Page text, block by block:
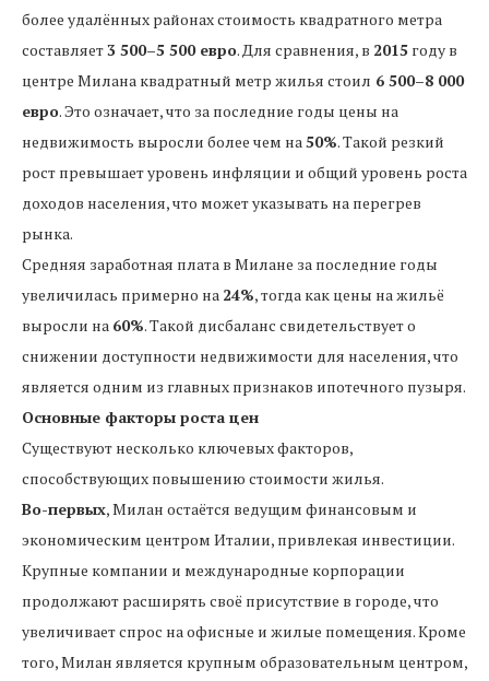
более удалённых районах стоимость квадратного метра
составляет3 500–5 500 евро. Для сравнения, в 2015 году в
центре Милана квадратный метр жилья стоил 6 500–8 000
евро. Это означает, что за последние годы цены на
недвижимость выросли более чем на50%. Такой резкий
рост превышает уровень инфляции и общий уровень роста
доходов населения, что может указывать на перегрев
рынка.
Средняя заработная плата в Милане за последние годы
увеличилась примерно на 24%, тогда как цены на жильё
выросли на 60%. Такой дисбаланс свидетельствует о
снижении доступности недвижимости для населения, что
является одним из главных признаков ипотечного пузыря.
Основные факторы роста цен
Существуют несколько ключевых факторов,
способствующих повышению стоимости жилья.
Во-первых, Милан остаётся ведущим финансовым и
экономическим центром Италии, привлекая инвестиции.
Крупные компании и международные корпорации
продолжают расширять своё присутствие в городе, что
увеличивает спрос на офисные и жилые помещения. Кроме
того, Милан является крупным образовательным центром,